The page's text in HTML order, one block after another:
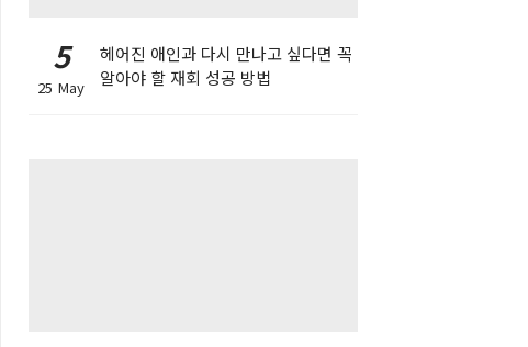
5
25 May
헤어진 애인과 다시 만나고 싶다면 꼭
알아야 할 재회 성공 방법